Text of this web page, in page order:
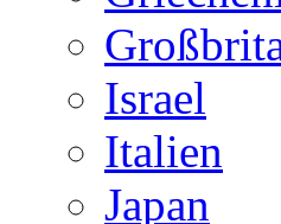
Israel
Italien
Japan